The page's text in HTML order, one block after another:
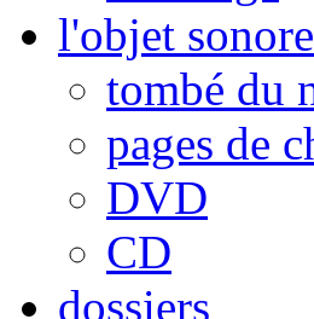
l'objet sonore
tombé du
pages de
DVD
CD
dossiers